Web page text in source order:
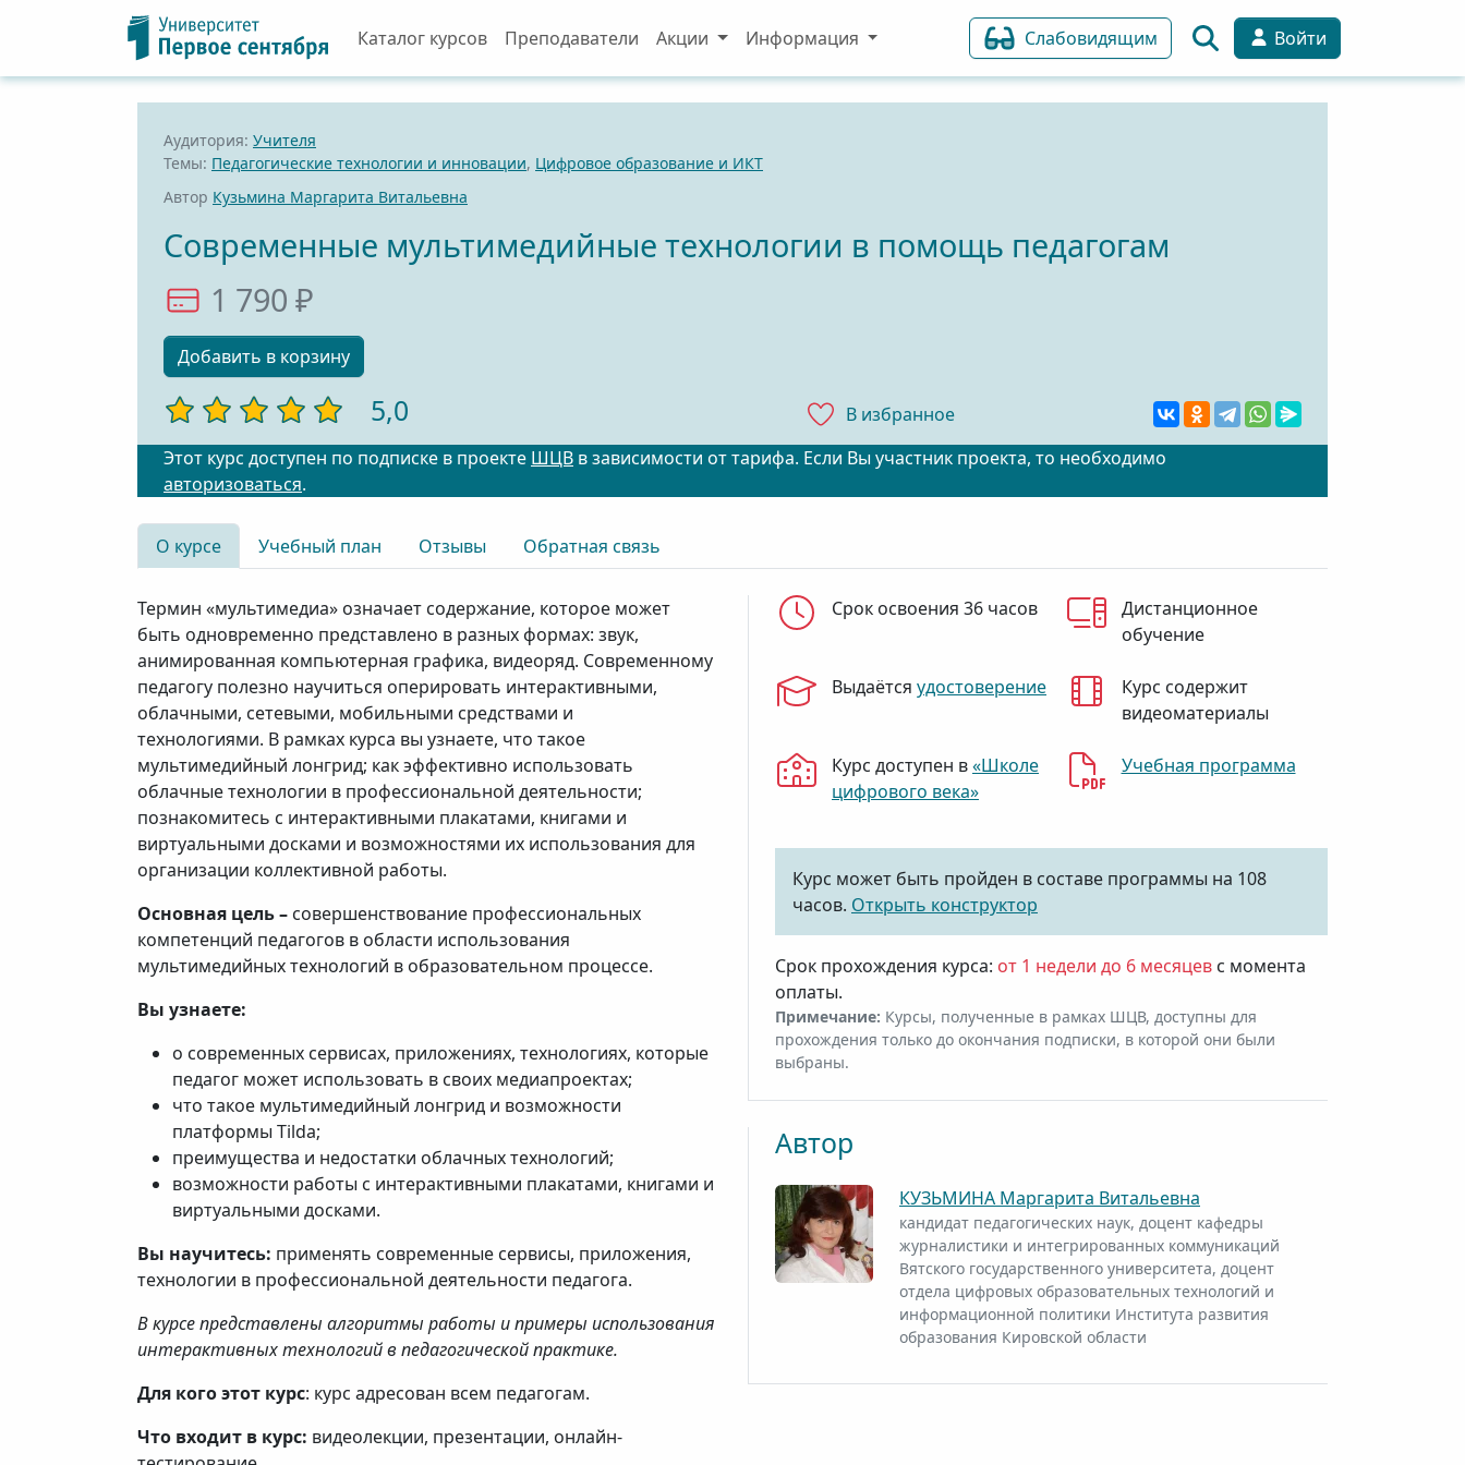
Каталог курсов Преподаватели Акции Информация Слабовидящим Войти
Аудитория: Учителя
Темы: Педагогические технологии и инновации, Цифровое образование и ИКТ
Автор Кузьмина Маргарита Витальевна
Современные мультимедийные технологии в помощь педагогам
1 790 ₽
Добавить в корзину
5,0
В избранноe
Этот курс доступен по подписке в проекте ШЦВ в зависимости от тарифа. Если Вы участник проекта, то необходимо
авторизоваться.
О курсе Учебный план Отзывы Обратная связь
Срок освоения 36 часов
Дистанционное
обучение
Выдаётся удостоверение
Курс содержит
видеоматериалы
Курс доступен в«Школе
цифрового века»
Учебная программа
Курс может быть пройден в составе программы на 108
часов. Открыть конструктор
Срок прохождения курса: от 1 недели до 6 месяцев с момента
оплаты.
Примечание: Курсы, полученные в рамках ШЦВ, доступны для
прохождения только до окончания подписки, в которой они были
выбраны.
Автор
КУЗЬМИНА Маргарита Витальевна
кандидат педагогических наук, доцент кафедры
журналистики и интегрированных коммуникаций
Вятского государственного университета, доцент
отдела цифровых образовательных технологий и
информационной политики Института развития
образования Кировской области
Термин «мультимедиа» означает содержание, которое может
быть одновременно представлено в разных формах: звук,
анимированная компьютерная графика, видеоряд. Современному
педагогу полезно научиться оперировать интерактивными,
облачными, сетевыми, мобильными средствами и
технологиями. В рамках курса вы узнаете, что такое
мультимедийный лонгрид; как эффективно использовать
облачные технологии в профессиональной деятельности;
познакомитесь с интерактивными плакатами, книгами и
виртуальными досками и возможностями их использования для
организации коллективной работы.
Основная цель – совершенствование профессиональных
компетенций педагогов в области использования
мультимедийных технологий в образовательном процессе.
Вы узнаете:
о современных сервисах, приложениях, технологиях, которые
педагог может использовать в своих медиапроектах;
что такое мультимедийный лонгрид и возможности
платформы Tilda;
преимущества и недостатки облачных технологий;
возможности работы с интерактивными плакатами, книгами и
виртуальными досками.
Вы научитесь: применять современные сервисы, приложения,
технологии в профессиональной деятельности педагога.
В курсе представлены алгоритмы работы и примеры использования
интерактивных технологий в педагогической практике.
Для кого этот курс: курс адресован всем педагогам.
Что входит в курс: видеолекции, презентации, онлайн-